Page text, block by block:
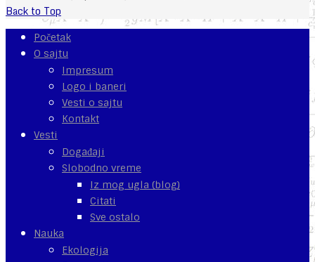
Back to Top
Početak
O sajtu
Impresum
Logo i baneri
Vesti o sajtu
Kontakt
Vesti
Događaji
Slobodno vreme
Iz mog ugla (blog)
Citati
Sve ostalo
Nauka
Ekologija